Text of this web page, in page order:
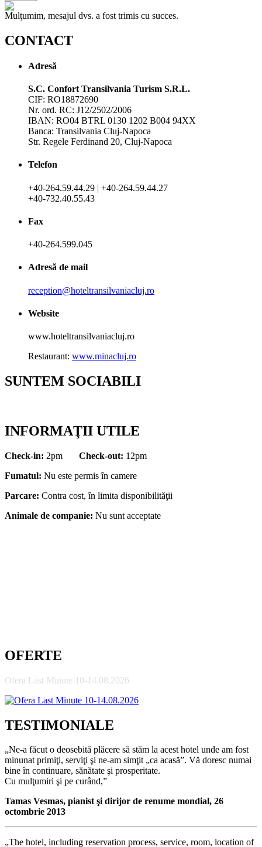
Mulţumim, mesajul dvs. a fost trimis cu succes.
CONTACT
Adresă
S.C. Confort Transilvania Turism S.R.L.
CIF: RO18872690
Nr. ord. RC: J12/2502/2006
IBAN: RO04 BTRL 0130 1202 B004 94XX
Banca: Transilvania Cluj-Napoca
Str. Regele Ferdinand 20, Cluj-Napoca
Telefon
+40-264.59.44.29 | +40-264.59.44.27
+40-732.40.55.43
Fax
+40-264.599.045
Adresă de mail
reception@hoteltransilvaniacluj.ro
Website
www.hoteltransilvaniacluj.ro
Restaurant: www.minacluj.ro
SUNTEM SOCIABILI
INFORMAŢII UTILE
Check-in: 2pm Check-out: 12pm
Fumatul: Nu este permis în camere
Parcare: Contra cost, în limita disponibilităţii
Animale de companie: Nu sunt acceptate
OFERTE
Ofera Last Minute 10-14.08.2026
TESTIMONIALE
„Ne-a făcut o deosebită plăcere să stăm la acest hotel unde am fost
minunat primiţi, serviţi şi ne-am simţit „ca acasă”. Vă doresc numai
bine în continuare, sănătate şi prosperitate.
Cu mulţumiri şi pe curând,”
Tamas Vesmas, pianist şi dirijor de renume mondial, 26
octombrie 2013
„The hotel, including reservation process, service, room, location of